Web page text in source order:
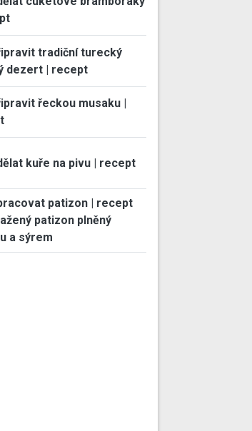
tradiční turecký
dezert | recept
řeckou musaku |
kuře na pivu | recept
patizon | recept
patizon plněný
a sýrem